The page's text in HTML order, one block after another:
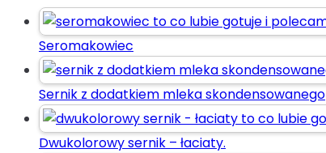
Seromakowiec
Sernik z dodatkiem mleka skondensowanego
Dwukolorowy sernik – łaciaty.